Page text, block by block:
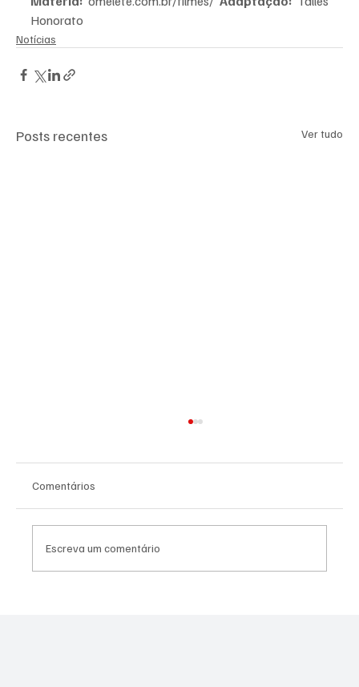
Honorato
Notícias
Posts recentes Ver tudo
Comentários
Escreva um comentário